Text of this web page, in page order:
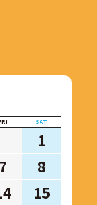
SAT
1
7
8
15